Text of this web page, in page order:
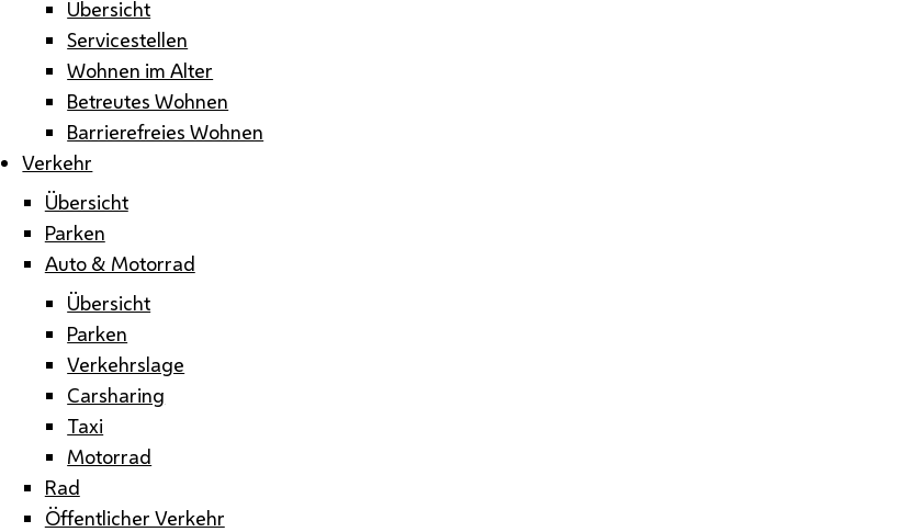
Übersicht
Servicestellen
Wohnen im Alter
Betreutes Wohnen
Barrierefreies Wohnen
Verkehr
Übersicht
Parken
Auto & Motorrad
Übersicht
Parken
Verkehrslage
Carsharing
Taxi
Motorrad
Rad
Öffentlicher Verkehr